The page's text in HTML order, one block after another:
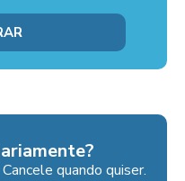
quando quiser.